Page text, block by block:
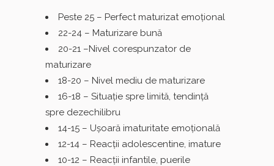
Peste 25 – Perfect maturizat emoţional
22-24 – Maturizare bună
20-21 –Nivel corespunzator de
maturizare
18-20 – Nivel mediu de maturizare
16-18 – Situaţie spre limită, tendinţă
spre dezechilibru
14-15 – Uşoară imaturitate emoţională
12-14 – Reacţii adolescentine, imature
10-12 – Reacţii infantile, puerile